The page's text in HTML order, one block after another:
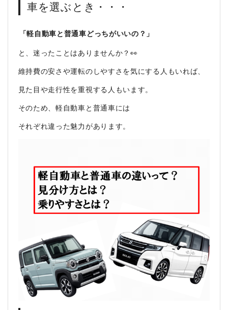
車を選ぶとき・・・
「軽自動車と普通車どっちがいいの？」
と、迷ったことはありませんか？👀
維持費の安さや運転のしやすさを気にする人もいれば、
見た目や走行性を重視する人もいます。
そのため、軽自動車と普通車には
それぞれ違った魅力があります。